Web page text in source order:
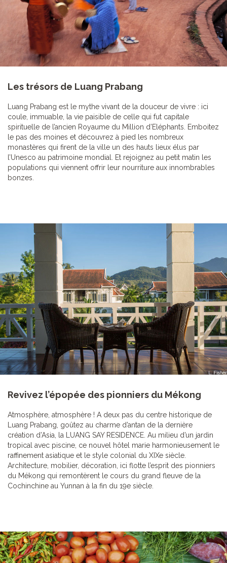
Les trésors de Luang Prabang
Luang Prabang est le mythe vivant de la douceur de vivre : ici
coule, immuable, la vie paisible de celle qui fut capitale
spirituelle de l’ancien Royaume du Million d’Eléphants. Emboitez
le pas des moines et découvrez à pied les nombreux
monastères qui firent de la ville un des hauts lieux élus par
l’Unesco au patrimoine mondial. Et rejoignez au petit matin les
populations qui viennent offrir leur nourriture aux innombrables
bonzes.
Revivez l’épopée des pionniers du Mékong
Atmosphère, atmosphère ! A deux pas du centre historique de
Luang Prabang, goûtez au charme d’antan de la dernière
création d’Asia, la LUANG SAY RESIDENCE. Au milieu d’un jardin
tropical avec piscine, ce nouvel hôtel marie harmonieusement le
raffinement asiatique et le style colonial du XIXe siècle.
Architecture, mobilier, décoration, ici flotte l’esprit des pionniers
du Mékong qui remontèrent le cours du grand fleuve de la
Cochinchine au Yunnan à la fin du 19e siècle.